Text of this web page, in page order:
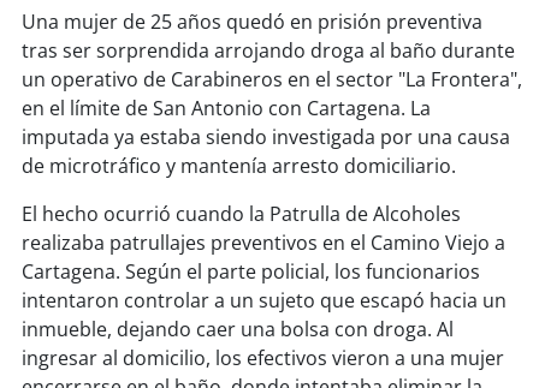
soycalama
soyantofagasta
soycopiapó
soyvalparaíso
soy quillota
sanantonio
Una mujer de 25 años quedó en prisión preventiva
tras ser sorprendida arrojando droga al baño durante
un operativo de Carabineros en el sector "La Frontera",
en el límite de San Antonio con Cartagena. La
imputada ya estaba siendo investigada por una causa
de microtráfico y mantenía arresto domiciliario.
El hecho ocurrió cuando la Patrulla de Alcoholes
realizaba patrullajes preventivos en el Camino Viejo a
Cartagena. Según el parte policial, los funcionarios
intentaron controlar a un sujeto que escapó hacia un
inmueble, dejando caer una bolsa con droga. Al
ingresar al domicilio, los efectivos vieron a una mujer